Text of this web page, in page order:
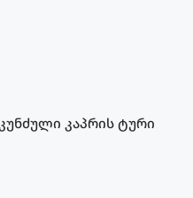
კაპრის ტური